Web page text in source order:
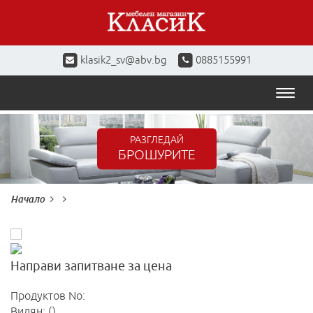
klasik2_sv@abv.bg 0885155991
РАЗГЛЕДАЙ
БРОШУРИТЕ
Начало
Направи запитване за цена
Продуктов No: